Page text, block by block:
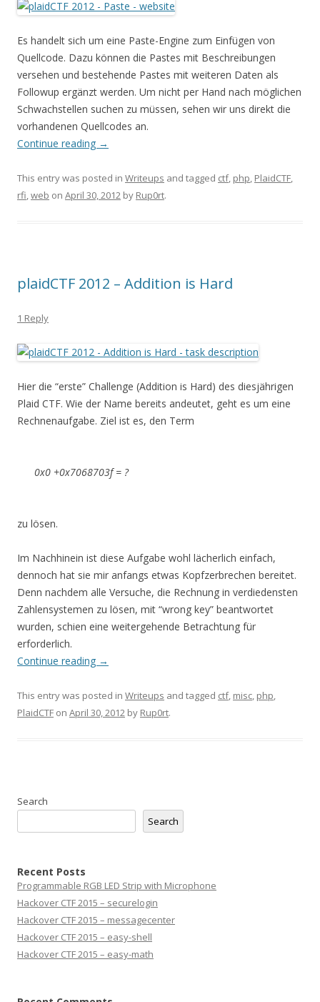
Es handelt sich um eine Paste-Engine zum Einfügen von
Quellcode. Dazu können die Pastes mit Beschreibungen
versehen und bestehende Pastes mit weiteren Daten als
Followup ergänzt werden. Um nicht per Hand nach möglichen
Schwachstellen suchen zu müssen, sehen wir uns direkt die
vorhandenen Quellcodes an.
Continue reading →
This entry was posted in Writeups and tagged ctf, php, PlaidCTF,
rfi,web on April 30, 2012 by Rup0rt.
plaidCTF 2012 – Addition is Hard
1 Reply
Hier die “erste” Challenge (Addition is Hard) des diesjährigen
Plaid CTF. Wie der Name bereits andeutet, geht es um eine
Rechnenaufgabe. Ziel ist es, den Term
0x0 +0x7068703f = ?
zu lösen.
Im Nachhinein ist diese Aufgabe wohl lächerlich einfach,
dennoch hat sie mir anfangs etwas Kopfzerbrechen bereitet.
Denn nachdem alle Versuche, die Rechnung in verdiedensten
Zahlensystemen zu lösen, mit “wrong key” beantwortet
wurden, schien eine weitergehende Betrachtung für
erforderlich.
Continue reading →
This entry was posted in Writeups and tagged ctf, misc, php,
PlaidCTF on April 30, 2012 by Rup0rt.
Search
Search
Recent Posts
Programmable RGB LED Strip with Microphone
Hackover CTF 2015 – securelogin
Hackover CTF 2015 – messagecenter
Hackover CTF 2015 – easy-shell
Hackover CTF 2015 – easy-math